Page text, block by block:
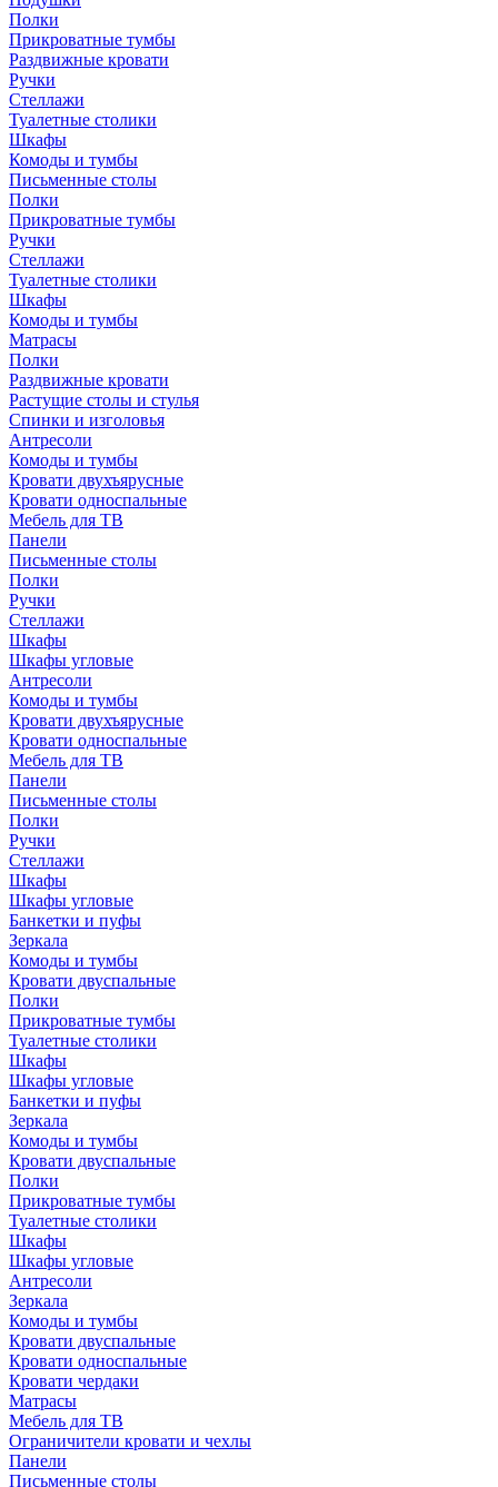
Полки
Прикроватные тумбы
Раздвижные кровати
Ручки
Стеллажи
Туалетные столики
Шкафы
Комоды и тумбы
Письменные столы
Полки
Прикроватные тумбы
Ручки
Стеллажи
Туалетные столики
Шкафы
Комоды и тумбы
Матрасы
Полки
Раздвижные кровати
Растущие столы и стулья
Спинки и изголовья
Антресоли
Комоды и тумбы
Кровати двухъярусные
Кровати односпальные
Мебель для ТВ
Панели
Письменные столы
Полки
Ручки
Стеллажи
Шкафы
Шкафы угловые
Антресоли
Комоды и тумбы
Кровати двухъярусные
Кровати односпальные
Мебель для ТВ
Панели
Письменные столы
Полки
Ручки
Стеллажи
Шкафы
Шкафы угловые
Банкетки и пуфы
Зеркала
Комоды и тумбы
Кровати двуспальные
Полки
Прикроватные тумбы
Туалетные столики
Шкафы
Шкафы угловые
Банкетки и пуфы
Зеркала
Комоды и тумбы
Кровати двуспальные
Полки
Прикроватные тумбы
Туалетные столики
Шкафы
Шкафы угловые
Антресоли
Зеркала
Комоды и тумбы
Кровати двуспальные
Кровати односпальные
Кровати чердаки
Матрасы
Мебель для ТВ
Ограничители кровати и чехлы
Панели
Письменные столы